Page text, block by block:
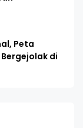
Peta
di